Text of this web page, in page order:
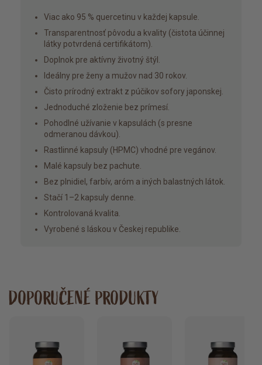
Viac ako 95 % quercetinu v každej kapsule.
Transparentnosť pôvodu a kvality (čistota účinnej
látky potvrdená certifikátom).
Doplnok pre aktívny životný štýl.
Ideálny pre ženy a mužov nad 30 rokov.
Čisto prírodný extrakt z púčikov sofory japonskej.
Jednoduché zloženie bez prímesí.
Pohodlné užívanie v kapsulách (s presne
odmeranou dávkou).
Rastlinné kapsuly (HPMC) vhodné pre vegánov.
Malé kapsuly bez pachute.
Bez plnidiel, farbív, aróm a iných balastných látok.
Stačí 1–2 kapsuly denne.
Kontrolovaná kvalita.
Vyrobené s láskou v Českej republike.
DOPORUČENÉ PRODUKTY